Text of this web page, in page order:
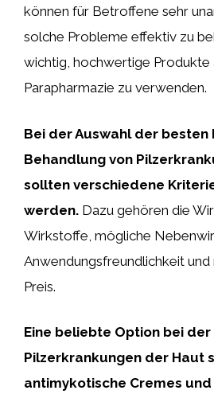
können für Betroffene sehr
solche Probleme effektiv zu
wichtig, hochwertige Produkte
Parapharmazie zu verwenden.
Bei der Auswahl der
Behandlung von
sollten verschiedene
werden. Dazu gehören die
Wirkstoffe, mögliche
Anwendungsfreundlichkeit und
Preis.
Eine beliebte Option bei
Pilzerkrankungen der Haut
antimykotische Cremes und